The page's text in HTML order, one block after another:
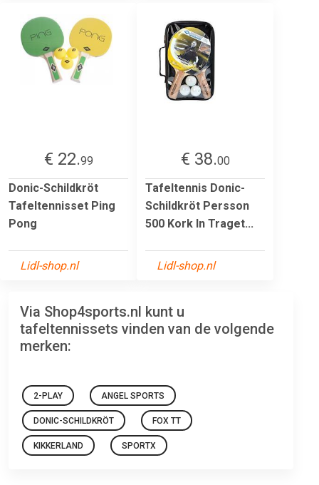
€ 22.99
Donic-Schildkröt
Tafeltennisset Ping
Pong
Lidl-shop.nl
€ 38.00
Tafeltennis Donic-
Schildkröt Persson
500 Kork In Traget...
Lidl-shop.nl
Via Shop4sports.nl kunt u
tafeltennissets vinden van de volgende
merken:
2-PLAY ANGEL SPORTS
DONIC-SCHILDKRÖT FOX TT
KIKKERLAND SPORTX